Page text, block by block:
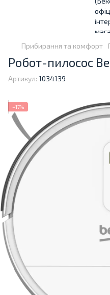
Прибирання та комфорт
Робот-пилосос
Артикул: 1034139
−17%